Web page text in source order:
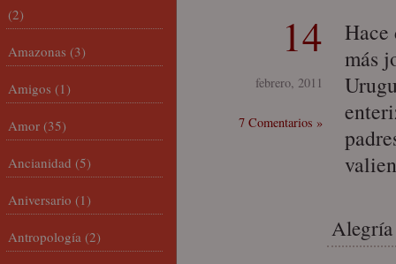
14
febrero, 2011
7 Comentarios »
más
Alegría
(2)
Amazonas (3)
Amigos (1)
Amor (35)
Ancianidad (5)
Aniversario (1)
Antropología (2)